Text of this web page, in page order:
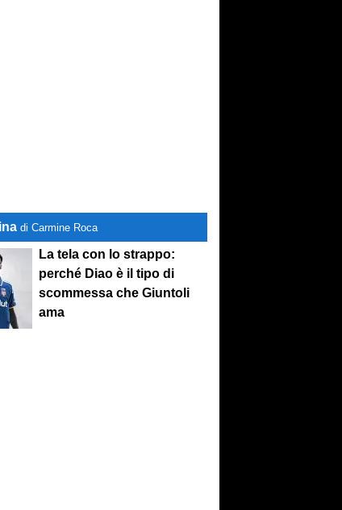
di Carmine Roca
La tela con lo strappo:
perché Diao è il tipo di
scommessa che Giuntoli
ama